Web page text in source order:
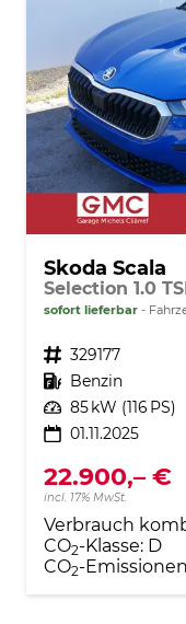
Skoda Scala
sofort lieferbar
Fahrzeugnr. 329177
Kraftstoff Benzin
Leistung 85 kW (116 PS)
01.11.2025
22.900,– €
incl. 17% MwSt.
Verbrauch
CO2-Klasse: D
CO2-